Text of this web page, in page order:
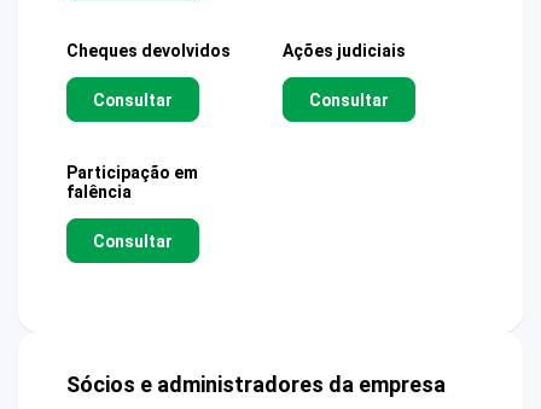
Cheques devolvidos
Consultar
Ações judiciais
Consultar
Participação em
falência
Consultar
Sócios e administradores da empresa